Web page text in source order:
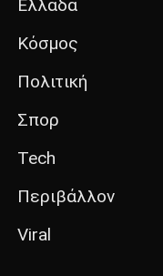
Ελλάδα
Κόσμος
Πολιτική
Σπορ
Tech
Περιβάλλον
Viral